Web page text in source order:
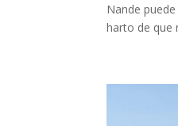
Nande
harto de que